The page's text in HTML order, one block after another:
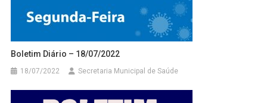
Boletim Diário – 18/07/2022
18/07/2022 Secretaria Municipal de Saúde